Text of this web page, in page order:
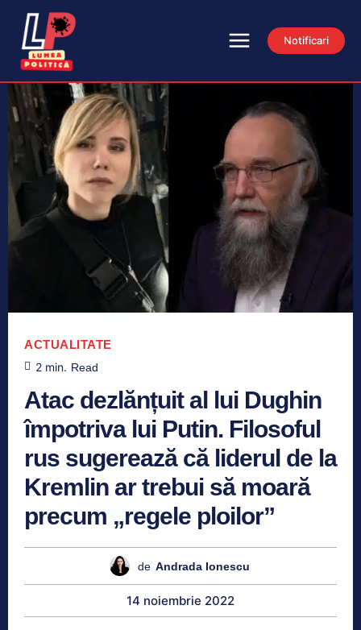
Notificari
ACTUALITATE
2 min. Read
Atac dezlănțuit al lui Dughin
împotriva lui Putin. Filosoful
rus sugerează că liderul de la
Kremlin ar trebui să moară
precum „regele ploilor”
de Andrada Ionescu
14 noiembrie 2022